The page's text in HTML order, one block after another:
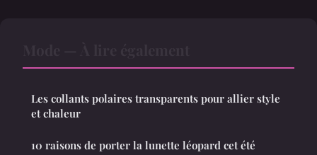
Les collants polaires transparents pour allier style
et chaleur
10 raisons de porter la lunette léopard cet été